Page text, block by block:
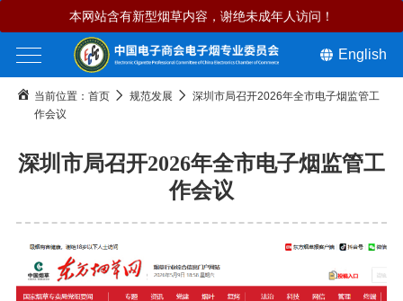
English
本网站含有新型烟草内容，谢绝未成年人访问！
当前位置： 首页 规范发展
深圳市局召开2026年全市电子烟监管工
作会议
深圳市局召开2026年全市电子烟监管工
作会议